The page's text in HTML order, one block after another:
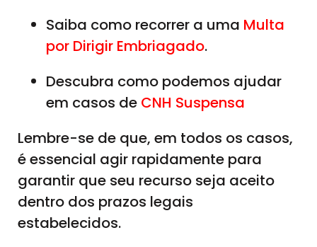
Saiba como recorrer a uma Multa
por Dirigir Embriagado.
Descubra como podemos ajudar
em casos de CNH Suspensa
Lembre-se de que, em todos os casos,
é essencial agir rapidamente para
garantir que seu recurso seja aceito
dentro dos prazos legais
estabelecidos.